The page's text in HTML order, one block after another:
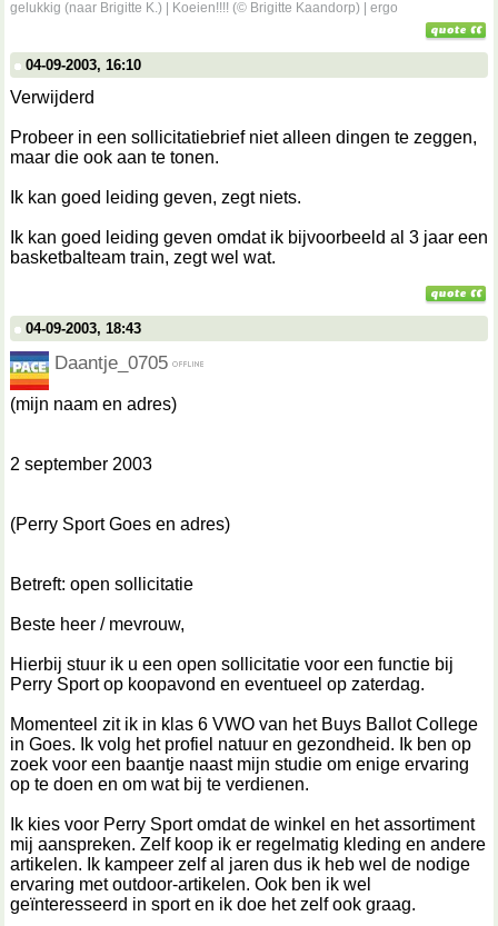
gelukkig (naar Brigitte K.) | Koeien!!!! (© Brigitte Kaandorp) | ergo
04-09-2003, 16:10
Verwijderd
Probeer in een sollicitatiebrief niet alleen dingen te zeggen,
maar die ook aan te tonen.
Ik kan goed leiding geven, zegt niets.
Ik kan goed leiding geven omdat ik bijvoorbeeld al 3 jaar een
basketbalteam train, zegt wel wat.
04-09-2003, 18:43
Daantje_0705
(mijn naam en adres)
2 september 2003
(Perry Sport Goes en adres)
Betreft: open sollicitatie
Beste heer / mevrouw,
Hierbij stuur ik u een open sollicitatie voor een functie bij
Perry Sport op koopavond en eventueel op zaterdag.
Momenteel zit ik in klas 6 VWO van het Buys Ballot College
in Goes. Ik volg het profiel natuur en gezondheid. Ik ben op
zoek voor een baantje naast mijn studie om enige ervaring
op te doen en om wat bij te verdienen.
Ik kies voor Perry Sport omdat de winkel en het assortiment
mij aanspreken. Zelf koop ik er regelmatig kleding en andere
artikelen. Ik kampeer zelf al jaren dus ik heb wel de nodige
ervaring met outdoor-artikelen. Ook ben ik wel
geïnteresseerd in sport en ik doe het zelf ook graag.